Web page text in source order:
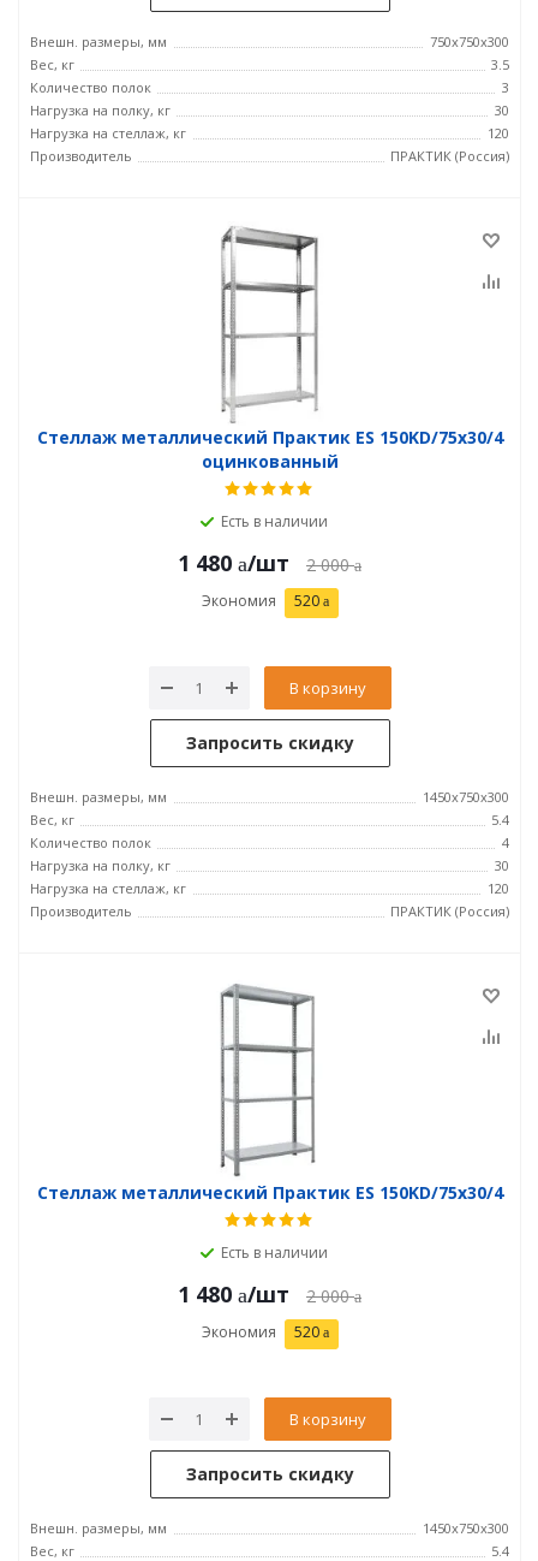
Внешн. размеры, мм
750x750x300
Вес, кг
3.5
Количество полок
3
Нагрузка на полку, кг
30
Нагрузка на стеллаж, кг
120
Производитель
ПРАКТИК (Россия)
Стеллаж металлический Практик ES 150KD/75x30/4
оцинкованный
Есть в наличии
1 480 /шт 2 000
Экономия 520
В корзину
Запросить скидку
Внешн. размеры, мм
1450x750x300
Вес, кг
5.4
Количество полок
4
Нагрузка на полку, кг
30
Нагрузка на стеллаж, кг
120
Производитель
ПРАКТИК (Россия)
Стеллаж металлический Практик ES 150KD/75x30/4
Есть в наличии
1 480 /шт 2 000
Экономия 520
В корзину
Запросить скидку
Внешн. размеры, мм
1450x750x300
Вес, кг
5.4